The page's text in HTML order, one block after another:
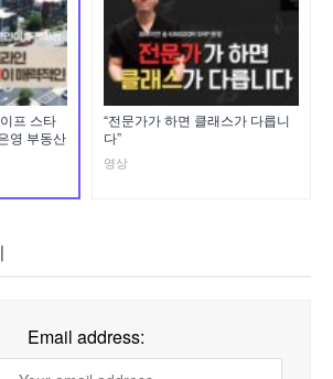
프 스타
영 부동산
“전문가가 하면 클래스가 다릅니
다”
영상
Email address: